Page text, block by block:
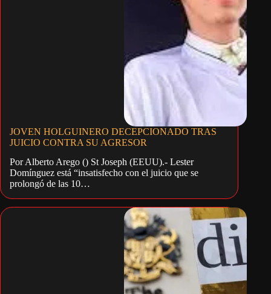
JOVEN HOLGUINERO DECEPCIONADO TRAS
JUICIO CONTRA SU AGRESOR
Por Alberto Arego () St Joseph (EEUU).- Lester
Domínguez está “insatisfecho con el juicio que se
prolongó de las 10…